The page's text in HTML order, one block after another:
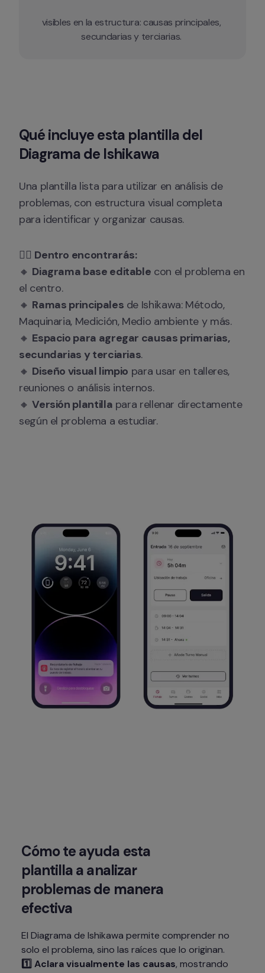
visibles en la estructura: causas principales,
secundarias y terciarias.
Qué incluye esta plantilla del
Diagrama de Ishikawa
Una plantilla lista para utilizar en análisis de
problemas, con estructura visual completa
para identificar y organizar causas.
👉🏻 Dentro encontrarás:
🔸 Diagrama base editable con el problema en
el centro.
🔸 Ramas principales de Ishikawa: Método,
Maquinaria, Medición, Medio ambiente y más.
🔸 Espacio para agregar causas primarias,
secundarias y terciarias.
🔸 Diseño visual limpio para usar en talleres,
reuniones o análisis internos.
🔸 Versión plantilla para rellenar directamente
según el problema a estudiar.
Cómo te ayuda esta
plantilla a analizar
problemas de manera
efectiva
El Diagrama de Ishikawa permite comprender no
1️⃣ Aclara visualmente las causas, mostrando